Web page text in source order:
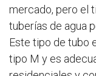
mercado, pero el
tuberías de agua
Este tipo de tubo
tipo M y es